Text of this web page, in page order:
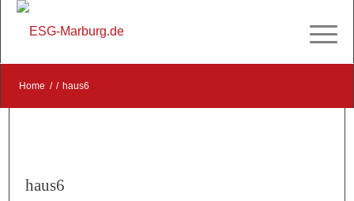
Home / / haus6
haus6